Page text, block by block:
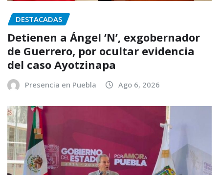
DESTACADAS
Detienen a Ángel ‘N’, exgobernador
de Guerrero, por ocultar evidencia
del caso Ayotzinapa
Presencia en Puebla Ago 6, 2026